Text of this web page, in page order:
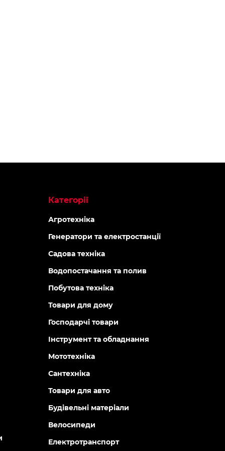
Категорії
Агротехніка
Генератори та електростанції
Садова техніка
Водопостачання та полив
Побутова техніка
Товари для дому
Господарчі товари
Інструмент та обладнання
Мототехніка
Сантехніка
Товари для авто
Будівельні матеріали
Велосипеди
Електротранспорт